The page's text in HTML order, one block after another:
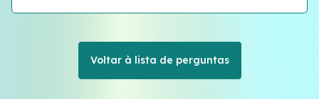
Voltar à lista de perguntas